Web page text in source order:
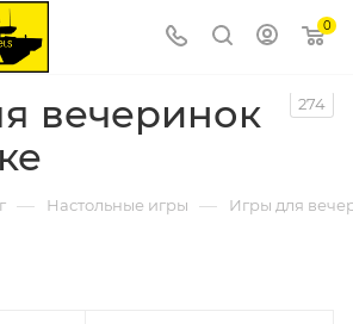
0
вечеринок
274
— Настольные игры — Игры для